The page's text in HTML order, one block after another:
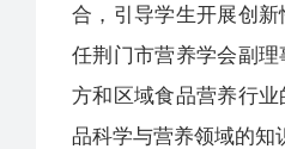
合，引导学生开展创
任荆门市营养学会副
方和区域食品营养行
品科学与营养领域的知